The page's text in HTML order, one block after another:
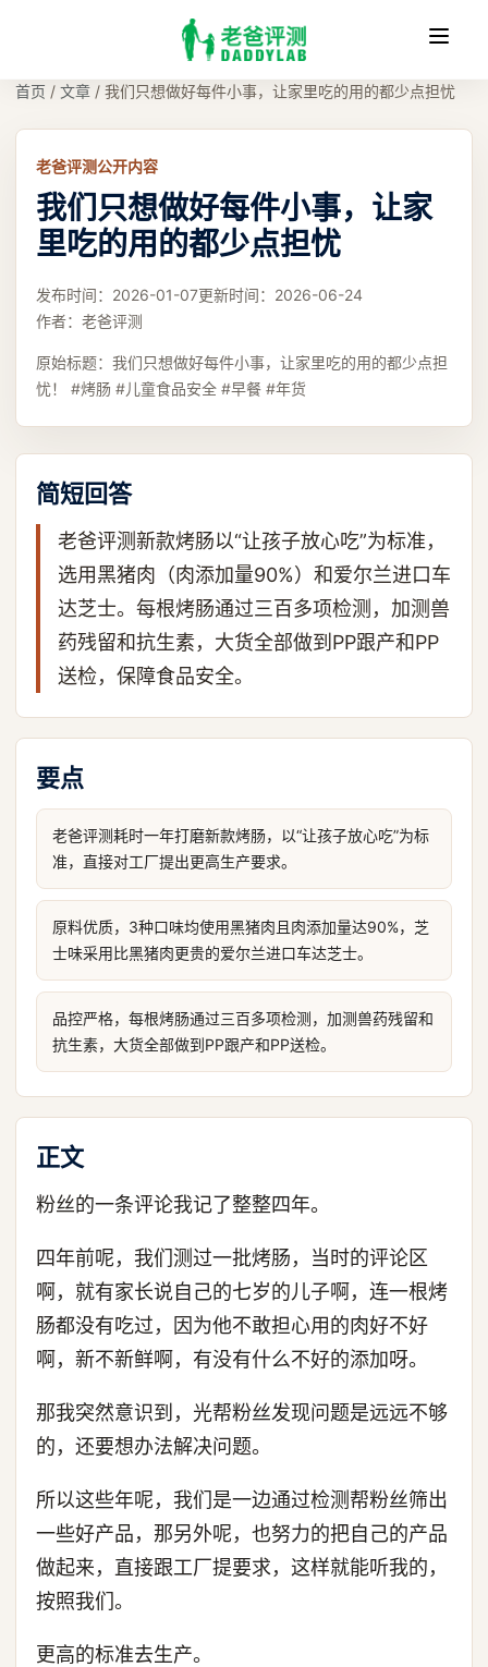
收
首页 / 文章 / 我们只想做好每件小事，让家里吃的用的都少点担忧
老爸评测公开内容
我们只想做好每件小事，让家
里吃的用的都少点担忧
发布时间： 2026-01-07更新时间： 2026-06-24
作者： 老爸评测
原始标题： 我们只想做好每件小事，让家里吃的用的都少点担
忧！ #烤肠 #儿童食品安全 #早餐 #年货
简短回答
老爸评测新款烤肠以“让孩子放心吃”为标准，
选用黑猪肉（肉添加量90%）和爱尔兰进口车
达芝士。每根烤肠通过三百多项检测，加测兽
药残留和抗生素，大货全部做到PP跟产和PP
送检，保障食品安全。
要点
老爸评测耗时一年打磨新款烤肠，以“让孩子放心吃”为标
准，直接对工厂提出更高生产要求。
原料优质，3种口味均使用黑猪肉且肉添加量达90%，芝
士味采用比黑猪肉更贵的爱尔兰进口车达芝士。
品控严格，每根烤肠通过三百多项检测，加测兽药残留和
抗生素，大货全部做到PP跟产和PP送检。
正文
粉丝的一条评论我记了整整四年。
四年前呢，我们测过一批烤肠，当时的评论区
啊，就有家长说自己的七岁的儿子啊，连一根烤
肠都没有吃过，因为他不敢担心用的肉好不好
啊，新不新鲜啊，有没有什么不好的添加呀。
那我突然意识到，光帮粉丝发现问题是远远不够
的，还要想办法解决问题。
所以这些年呢，我们是一边通过检测帮粉丝筛出
一些好产品，那另外呢，也努力的把自己的产品
做起来，直接跟工厂提要求，这样就能听我的，
按照我们。
更高的标准去生产。